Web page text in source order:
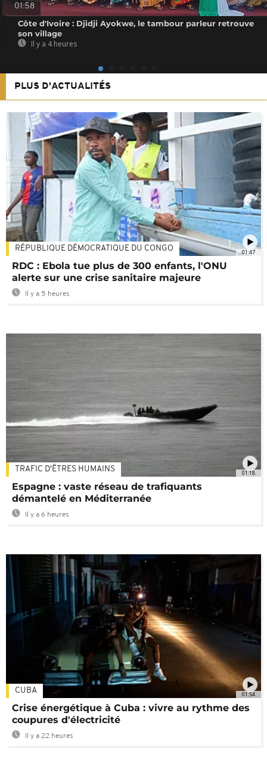
01:58
Côte d'Ivoire : Djidji Ayokwe, le tambour parleur retrouve
son village
Il y a 4 heures
PLUS D'ACTUALITÉS
01:47
RÉPUBLIQUE DÉMOCRATIQUE DU CONGO
RDC : Ebola tue plus de 300 enfants, l'ONU
alerte sur une crise sanitaire majeure
Il y a 5 heures
01:18
TRAFIC D'ÊTRES HUMAINS
Espagne : vaste réseau de trafiquants
démantelé en Méditerranée
Il y a 6 heures
01:54
CUBA
Crise énergétique à Cuba : vivre au rythme des
coupures d'électricité
Il y a 22 heures